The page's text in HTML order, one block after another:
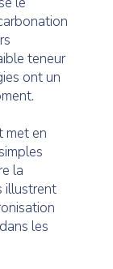
teneur
ont un
met en
la
illustrent
les